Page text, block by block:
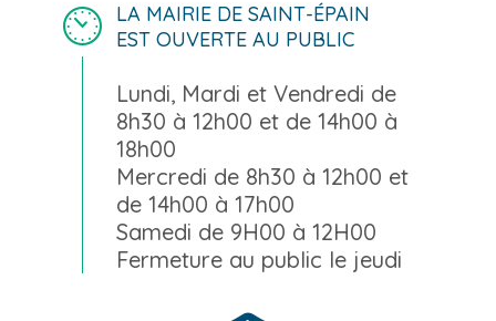
LA MAIRIE DE SAINT-ÉPAIN
EST OUVERTE AU PUBLIC
Lundi, Mardi et Vendredi de
8h30 à 12h00 et de 14h00 à
18h00
Mercredi de 8h30 à 12h00 et
de 14h00 à 17h00
Samedi de 9H00 à 12H00
Fermeture au public le jeudi